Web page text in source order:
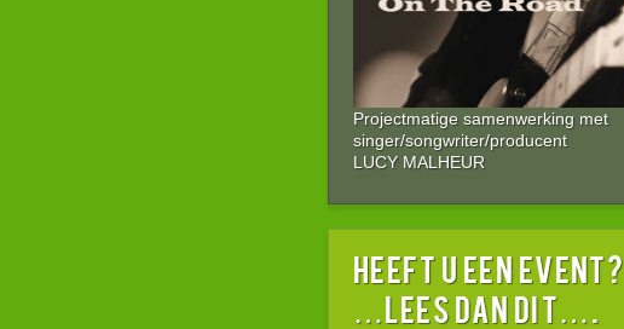
Projectmatige samenwerking met
singer/songwriter/producent
LUCY MALHEUR
HEEFT U EEN EVENT?
…lees dan dit….